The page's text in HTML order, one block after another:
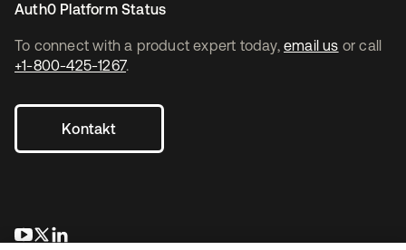
To connect with a product expert today, email us or call
+1-800-425-1267.
Kontakt
wird in einer neuen Registerkarte geöffnet
wird in einer neuen Registerkarte geöffnet
Auth0 Platform Status